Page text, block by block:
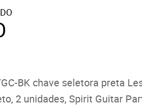
BK chave seletora preta
2 unidades, Spirit Guitar